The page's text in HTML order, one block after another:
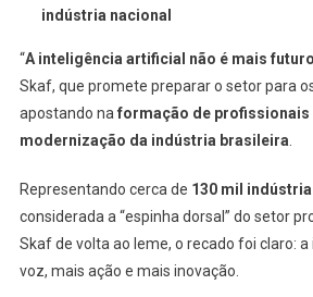
indústria nacional
“A inteligência artificial não é mais
Skaf, que promete preparar o setor para
apostando na formação de
modernização da indústria brasileira
Representando cerca de 130 mil
considerada a “espinha dorsal” do setor
Skaf de volta ao leme, o recado foi claro:
voz, mais ação e mais inovação.